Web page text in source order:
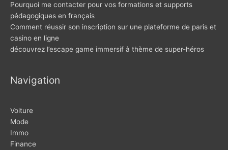
Pourquoi me contacter pour vos formations et supports
pédagogiques en français
Comment réussir son inscription sur une plateforme de paris et
casino en ligne
découvrez l’escape game immersif à thème de super-héros
Navigation
Voiture
Mode
Immo
Finance